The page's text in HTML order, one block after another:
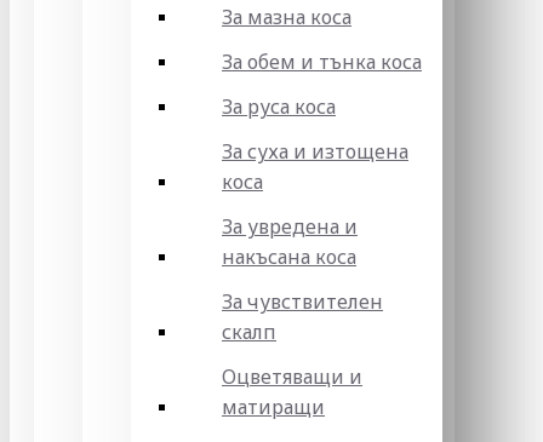
За мазна коса
За обем и тънка коса
За руса коса
За суха и изтощена
коса
За увредена и
накъсана коса
За чувствителен
скалп
Оцветяващи и
матиращи